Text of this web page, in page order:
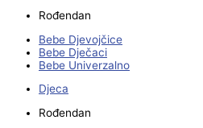
Rođendan
Bebe Djevojčice
Bebe Dječaci
Bebe Univerzalno
Djeca
Rođendan